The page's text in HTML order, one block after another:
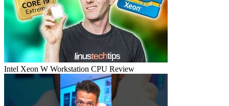
Intel Xeon W Workstation CPU Review